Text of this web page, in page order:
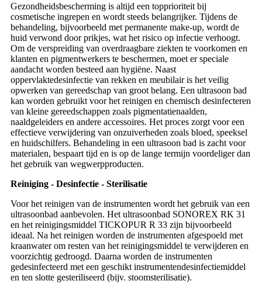
Gezondheidsbescherming is altijd een topprioriteit bij
cosmetische ingrepen en wordt steeds belangrijker. Tijdens de
behandeling, bijvoorbeeld met permanente make-up, wordt de
huid verwond door prikjes, wat het risico op infectie verhoogt.
Om de verspreiding van overdraagbare ziekten te voorkomen en
klanten en pigmentwerkers te beschermen, moet er speciale
aandacht worden besteed aan hygiëne. Naast
oppervlaktedesinfectie van rekken en meubilair is het veilig
opwerken van gereedschap van groot belang. Een ultrasoon bad
kan worden gebruikt voor het reinigen en chemisch desinfecteren
van kleine gereedschappen zoals pigmentatienaalden,
naaldgeleiders en andere accessoires. Het proces zorgt voor een
effectieve verwijdering van onzuiverheden zoals bloed, speeksel
en huidschilfers. Behandeling in een ultrasoon bad is zacht voor
materialen, bespaart tijd en is op de lange termijn voordeliger dan
het gebruik van wegwerpproducten.
Reiniging - Desinfectie - Sterilisatie
Voor het reinigen van de instrumenten wordt het gebruik van een
ultrasoonbad aanbevolen. Het ultrasoonbad SONOREX RK 31
en het reinigingsmiddel TICKOPUR R 33 zijn bijvoorbeeld
ideaal. Na het reinigen worden de instrumenten afgespoeld met
kraanwater om resten van het reinigingsmiddel te verwijderen en
voorzichtig gedroogd. Daarna worden de instrumenten
gedesinfecteerd met een geschikt instrumentendesinfectiemiddel
en ten slotte gesteriliseerd (bijv. stoomsterilisatie).